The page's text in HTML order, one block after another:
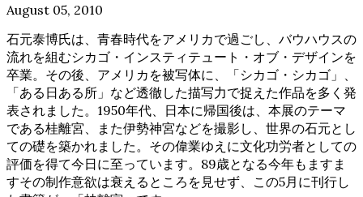
August 05, 2010
石元泰博氏は、青春時代をアメリカで過ごし、バウハウスの
流れを組むシカゴ・インスティテュート・オブ・デザインを
卒業。その後、アメリカを被写体に、「シカゴ・シカゴ」、
「ある日ある所」など透徹した描写力で捉えた作品を多く発
表されました。1950年代、日本に帰国後は、本展のテーマ
である桂離宮、また伊勢神宮などを撮影し、世界の石元とし
ての礎を築かれました。その偉業ゆえに文化功労者としての
評価を得て今日に至っています。89歳となる今年もますま
すその制作意欲は衰えるところを見せず、この5月に刊行し